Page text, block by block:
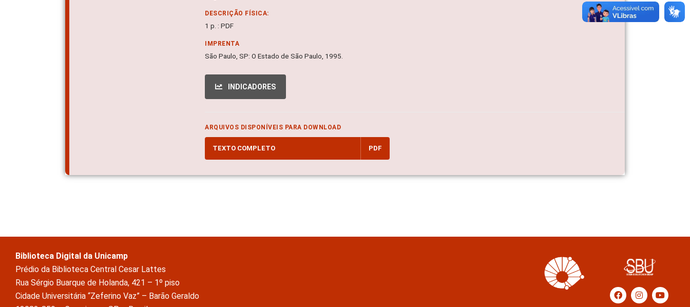
DESCRIÇÃO FÍSICA:
1 p. : PDF
IMPRENTA
São Paulo, SP: O Estado de São Paulo, 1995.
INDICADORES
ARQUIVOS DISPONÍVEIS PARA DOWNLOAD
TEXTO COMPLETO PDF
Biblioteca Digital da Unicamp
Prédio da Biblioteca Central Cesar Lattes
Rua Sérgio Buarque de Holanda, 421 – 1º piso
Cidade Universitária “Zeferino Vaz” – Barão Geraldo